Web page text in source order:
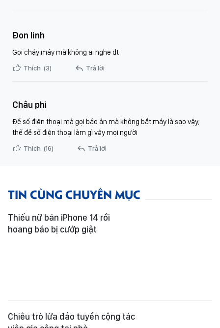
Đon linh
Gọi cháy máy mà không ai nghe dt
Thích (3) Trả lời
Châu phi
Để số điện thoại mà gọi báo án mà không bắt máy là sao vậy,
thế để số điện thoại làm gì vậy mọi người
Thích (16) Trả lời
TIN CÙNG CHUYÊN MỤC
Thiếu nữ bán iPhone 14 rồi
hoang báo bị cướp giật